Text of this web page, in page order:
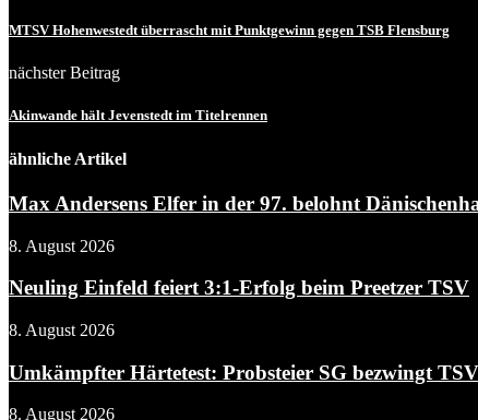
MTSV Hohenwestedt überrascht mit Punktgewinn gegen TSB Flensburg
nächster Beitrag
Akinwande hält Jevenstedt im Titelrennen
ähnliche Artikel
Max Andersens Elfer in der 97. belohnt
8. August 2026
Neuling Einfeld feiert 3:1-Erfolg beim Preetzer TSV
8. August 2026
Umkämpfter Härtetest: Probsteier SG bezwingt
8. August 2026